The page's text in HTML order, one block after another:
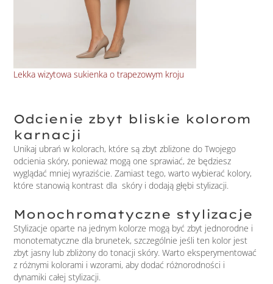
Lekka wizytowa sukienka o trapezowym kroju
Odcienie zbyt bliskie kolorom
karnacji
Unikaj ubrań w kolorach, które są zbyt zbliżone do Twojego
odcienia skóry, ponieważ mogą one sprawiać, że będziesz
wyglądać mniej wyraziście. Zamiast tego, warto wybierać kolory,
które stanowią kontrast dla skóry i dodają głębi stylizacji.
Monochromatyczne stylizacje
Stylizacje oparte na jednym kolorze mogą być zbyt jednorodne i
monotematyczne dla brunetek, szczególnie jeśli ten kolor jest
zbyt jasny lub zbliżony do tonacji skóry. Warto eksperymentować
z różnymi kolorami i wzorami, aby dodać różnorodności i
dynamiki całej stylizacji.